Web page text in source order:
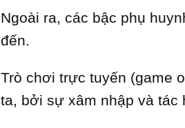
Ngoài ra, các bậc phụ
đến.
Trò chơi trực tuyến (game
ta, bởi sự xâm nhập và tác